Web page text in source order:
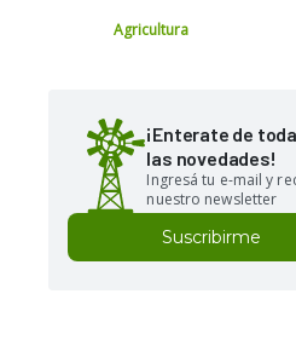
Agricultura
¡Enterate de
las novedades!
Ingresá tu e-mail y
nuestro newsletter
Suscribirme